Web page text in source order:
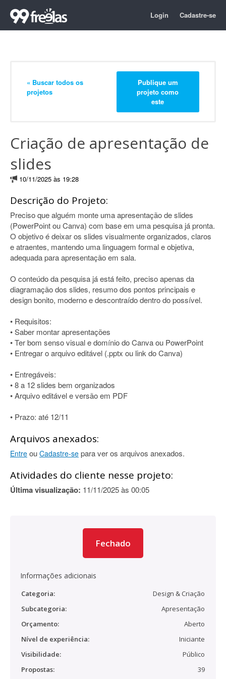
Login Cadastre-se
« Buscar todos os
projetos
Publique um
projeto como
este
Criação de apresentação de
slides
10/11/2025 às 19:28
Descrição do Projeto:
Preciso que alguém monte uma apresentação de slides
(PowerPoint ou Canva) com base em uma pesquisa já pronta.
O objetivo é deixar os slides visualmente organizados, claros
e atraentes, mantendo uma linguagem formal e objetiva,
adequada para apresentação em sala.
O conteúdo da pesquisa já está feito, preciso apenas da
diagramação dos slides, resumo dos pontos principais e
design bonito, moderno e descontraído dentro do possível.
• Requisitos:
• Saber montar apresentações
• Ter bom senso visual e domínio do Canva ou PowerPoint
• Entregar o arquivo editável (.pptx ou link do Canva)
• Entregáveis:
• 8 a 12 slides bem organizados
• Arquivo editável e versão em PDF
• Prazo: até 12/11
Arquivos anexados:
Entre ou Cadastre-se para ver os arquivos anexados.
Atividades do cliente nesse projeto:
Última visualização: 11/11/2025 às 00:05
Fechado
Informações adicionais
Categoria:
Design & Criação
Subcategoria:
Apresentação
Orçamento:
Aberto
Nível de experiência:
Iniciante
Visibilidade:
Público
Propostas:
39